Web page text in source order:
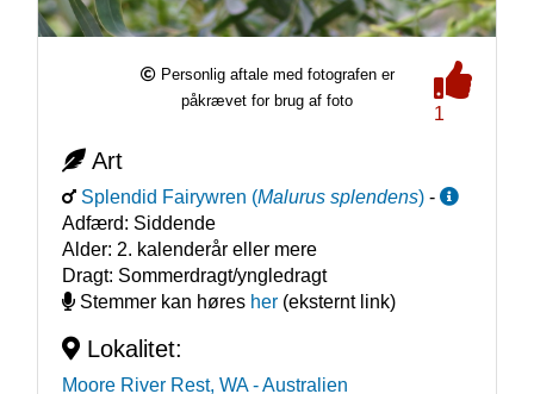
Personlig aftale med fotografen er
påkrævet for brug af foto
1
Art
Splendid Fairywren (Malurus splendens) -
Adfærd: Siddende
Alder: 2. kalenderår eller mere
Dragt: Sommerdragt/yngledragt
Stemmer kan høres her(eksternt link)
Lokalitet:
Moore River Rest, WA - Australien